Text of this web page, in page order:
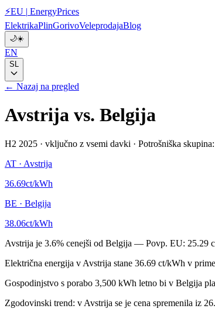
⚡EU | EnergyPrices
ElektrikaPlinGorivoVeleprodajaBlog
🌙☀️
EN
SL
← Nazaj na pregled
Avstrija vs. Belgija
H2 2025 · vključno z vsemi davki · Potrošniška
AT · Avstrija
36.69ct/kWh
BE · Belgija
38.06ct/kWh
Avstrija je 3.6% cenejši od Belgija — Povp. EU: 25.29
Električna energija v Avstrija stane 36.69 ct/kWh v
Gospodinjstvo s porabo 3,500 kWh letno bi v Belgija
Zgodovinski trend: v Avstrija se je cena spremenila iz